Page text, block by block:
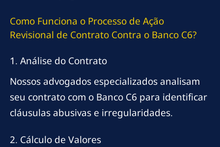
Como Funciona o Processo de Ação
Revisional de Contrato Contra o Banco C6?
1. Análise do Contrato
Nossos advogados especializados analisam
seu contrato com o Banco C6 para identificar
cláusulas abusivas e irregularidades.
2. Cálculo de Valores